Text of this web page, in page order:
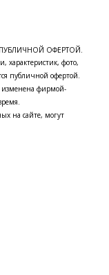
ОФЕРТОЙ.
характеристик, фото,
публичной офертой.
изменена фирмой-
на сайте, могут